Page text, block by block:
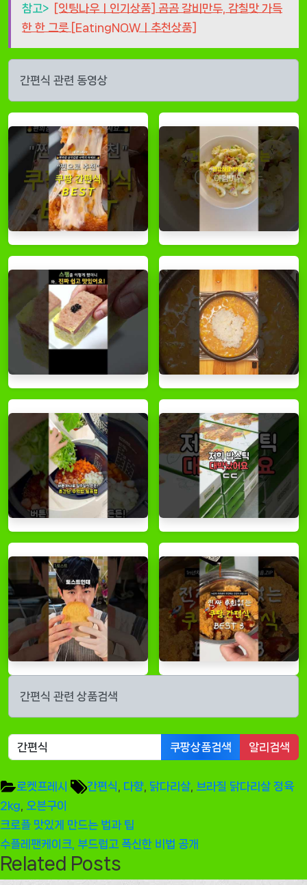
참고> [잇팅나우ㅣ인기상품] 곰곰 갈비만두, 감칠맛 가득
한 한 그릇 [EatingNOWㅣ추천상품]
간편식 관련 동영상
간편식 관련 상품검색
쿠팡상품검색 알리검색
로켓프레시 Tags:
간편식 다향 닭다리살 브라질 닭다리살 정육
2kg 오븐구이
글
탐
색
Previous
Post:
크로플 맛있게 만드는 법과 팁
Next
Post:
수플레팬케이크, 부드럽고 폭신한 비법 공개
Related Posts